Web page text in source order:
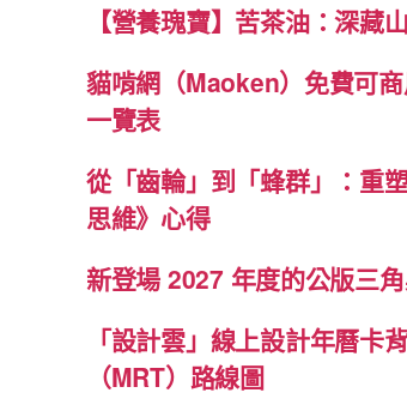
【營養瑰寶】苦茶油：深藏
貓啃網（Maoken）免費可
一覽表
從「齒輪」到「蜂群」：重
思維》心得
新登場 2027 年度的公版三
「設計雲」線上設計年曆卡
（MRT）路線圖